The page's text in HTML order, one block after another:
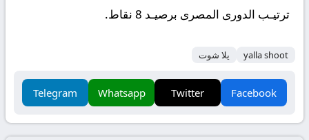
ترتيـب الدورى المصرى برصيـد 8 نقاط.
yalla shoot يلا شوت
Facebook
Twitter
Whatsapp
Telegram